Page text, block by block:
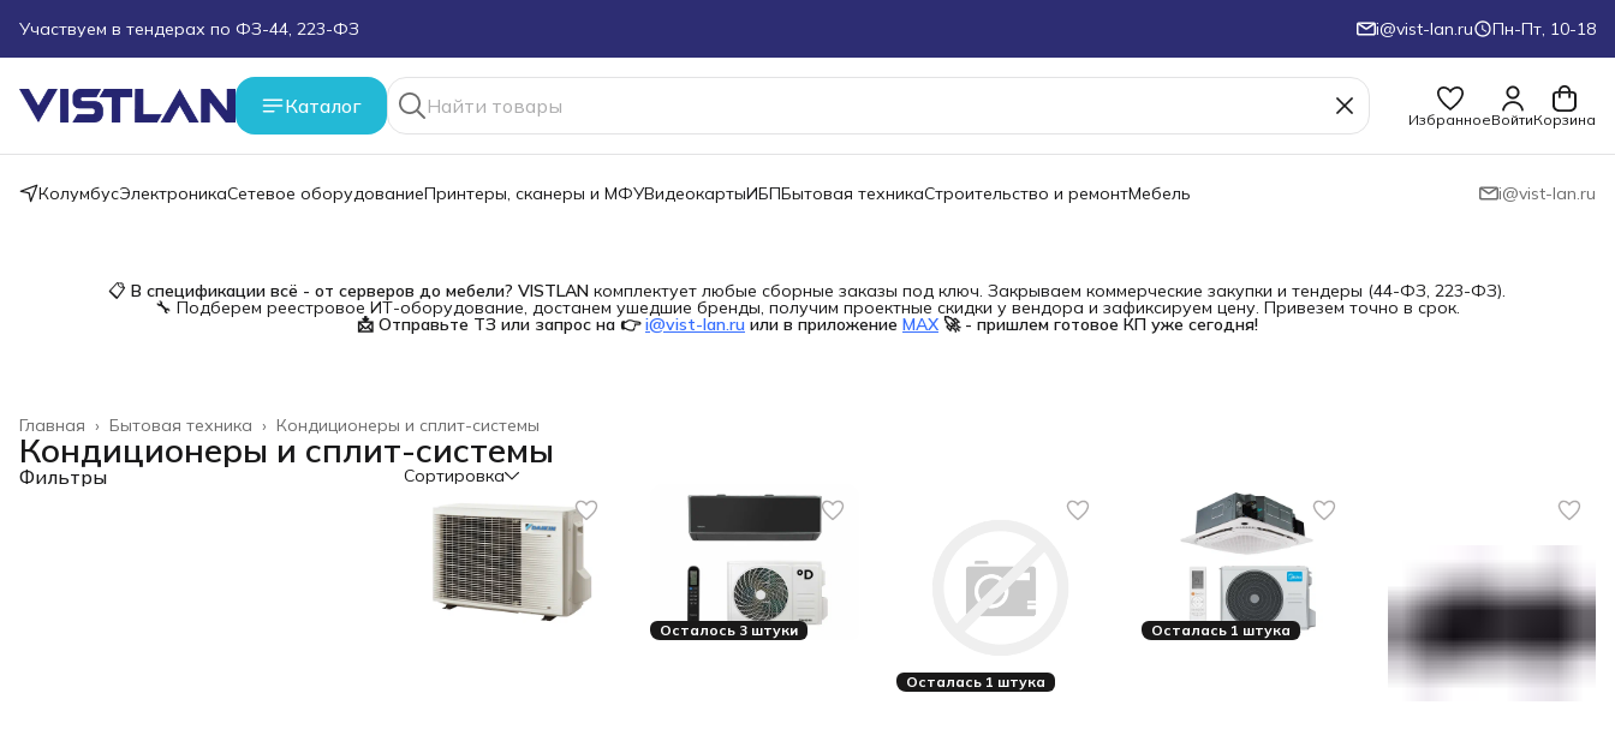
Поможем подобрать оборудование под ТЗ
Пуско-наладочные работы
Пришлите запрос на e-mail или в чат
Более 100 000 позиций в наличии и под заказ
i@vist-lan.ru Пн-Пт, 10-18
Каталог
ИзбранноеВойтиКорзина
КолумбусЭлектроникаСетевое оборудованиеПринтеры, сканеры и МФУВидеокартыИБПБытовая техникаСтроительство и ремонтМебель i@vist-lan.ru
📋В спецификации всё - от серверов до мебели? VISTLAN комплектует любые сборные заказы под ключ. Закрываем коммерческие закупки и тендеры (44-ФЗ, 223-ФЗ).
🔧 Подберем реестровое ИТ-оборудование, достанем ушедшие бренды, получим проектные скидки у вендора и зафиксируем цену. Привезем точно в срок.
📩 Отправьте ТЗ или запрос на 👉 i@vist-lan.ru или в приложение MAX 🚀 - пришлем готовое КП уже сегодня!
Кондиционеры и сплит-системы
Бытовая техника ›
Главная ›
Кондиционеры и сплит-системы
Фильтры Сортировка
Осталось 3 штуки
Осталась 1 штука
Осталась 1 штука